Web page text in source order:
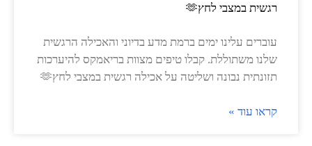
רגשית במצבי לחץ🫶
עוברים עלינו ימים ברמת מדע בדיוני והאכילה הרגשית
שלנו משתוללת. קבלו טיפים מצוות בריאמקס להיערכות
תזונתית נבונה ושליטה על אכילה רגשית במצבי לחץ🫶
קראו עוד »